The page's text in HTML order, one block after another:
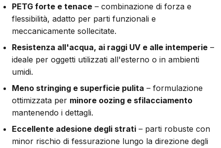
PETG forte e tenace – combinazione di forza e
flessibilità, adatto per parti funzionali e
meccanicamente sollecitate.
Resistenza all'acqua, ai raggi UV e alle intemperie –
ideale per oggetti utilizzati all'esterno o in ambienti
umidi.
Meno stringing e superficie pulita – formulazione
ottimizzata per minore oozing e sfilacciamento
mantenendo i dettagli.
Eccellente adesione degli strati – parti robuste con
minor rischio di fessurazione lungo la direzione degli